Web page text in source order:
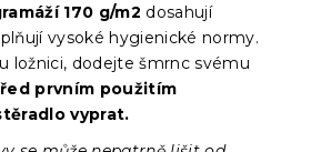
170 g/m2 dosahují
vysoké hygienické normy.
ložnici, dodejte šmrnc svému
prvním použitím
vyprat.